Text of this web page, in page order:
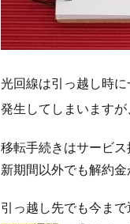
移
転
手
き
前
に
認
し
た
内
光回線は引っ越し時
発生してしまいます
移転手続きはサービ
新期間以外でも解約
引っ越し先でも今ま